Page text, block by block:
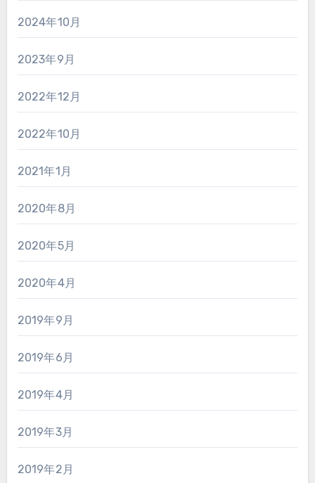
2024年10月
2023年9月
2022年12月
2022年10月
2021年1月
2020年8月
2020年5月
2020年4月
2019年9月
2019年6月
2019年4月
2019年3月
2019年2月